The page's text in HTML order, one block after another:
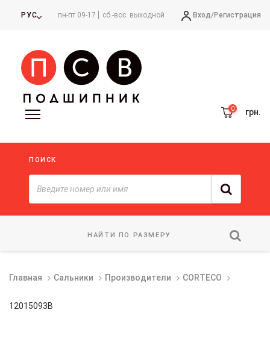
РУС пн-пт 09-17 сб.-вос. выходной Вход/Регистрация
грн.
ПОИСК
НАЙТИ ПО РАЗМЕРУ
Главная Сальники Производители CORTECO
12015093B